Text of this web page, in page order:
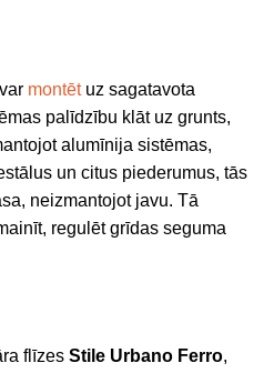
montētuz sagatavota
palīdzību klāt uz grunts,
alumīnija sistēmas,
un citus piederumus, tās
neizmantojot javu. Tā
regulēt grīdas seguma
flīzes Stile Urbano Ferro,